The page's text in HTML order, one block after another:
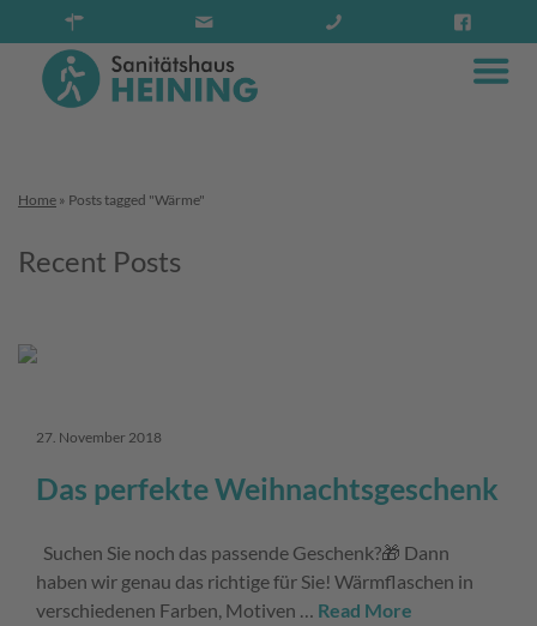
Home » Posts tagged "Wärme"
Recent Posts
27. November 2018
Das perfekte Weihnachtsgeschenk
Suchen Sie noch das passende Geschenk?🎁 Dann
haben wir genau das richtige für Sie! Wärmflaschen in
verschiedenen Farben, Motiven … Read More